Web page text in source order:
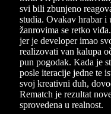
svi bili zbunjeno
studia. Ovakav hrabar i
žanrovima se retko
jer je developer imao
realizovati van kalupa
pun pogodak. Kada je
posle iteracije jedne te
svoj kreativni duh,
Rematch je rezultat
sprovedena u realnost.